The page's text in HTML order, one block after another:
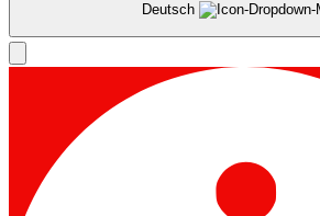
Deutsch